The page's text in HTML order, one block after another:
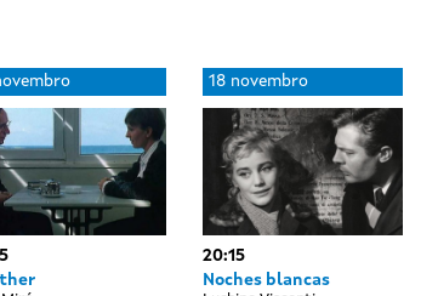
18 novembro
20:15
Noches blancas